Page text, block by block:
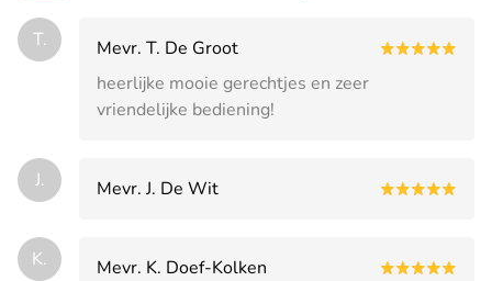
T.
Mevr. T. De Groot
heerlijke mooie gerechtjes en zeer
vriendelijke bediening!
J. Mevr. J. De Wit
K.
Mevr. K. Doef-Kolken